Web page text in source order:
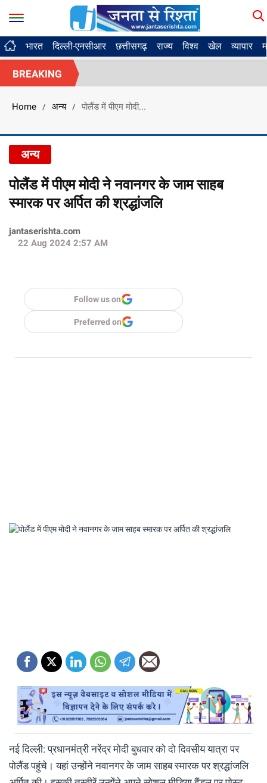
भारत दिल्ली-एनसीआर छत्तीसगढ़ राज्य विश्व खेल व्यापार
BREAKING
Home / अन्य / पोलैंड में पीएम मोदी...
अन्य
पोलैंड में पीएम मोदी ने नवानगर के जाम साहब
स्मारक पर अर्पित की श्रद्धांजलि
jantaserishta.com
22 Aug 2024 2:57 AM
Follow us on
Preferred on
नई दिल्ली: प्रधानमंत्री नरेंद्र मोदी बुधवार को दो दिवसीय यात्रा पर
पोलैंड पहुंचे। यहां उन्होंने नवानगर के जाम साहब स्मारक पर श्रद्धांजलि